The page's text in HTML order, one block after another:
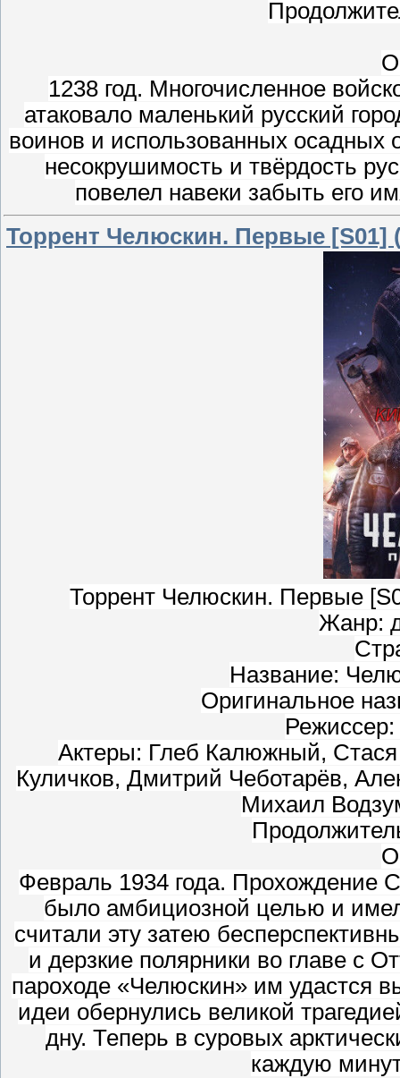
1238 год. Многочисленное
атаковало маленький русский
воинов и использованных осадных
несокрушимость и твёрдость
повелел навеки забыть его
Торрент Челюскин. Первые [S01]
Торрент Челюскин. Первые
Жанр:
Название:
Оригинальное
Актеры: Глеб Калюжный,
Куличков, Дмитрий Чеботарёв,
Михаил
Февраль 1934 года. Прохождение
было амбициозной целью и
считали эту затею
и дерзкие полярники во главе с
пароходе «Челюскин» им удастся
идеи обернулись великой
дну. Теперь в суровых
каждую